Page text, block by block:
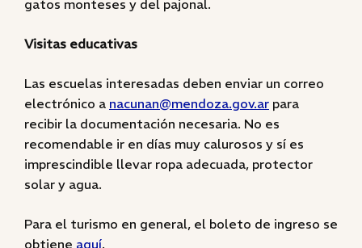
gatos monteses y del pajonal.
Visitas educativas
Las escuelas interesadas deben enviar un correo
electrónico a nacunan@mendoza.gov.ar para
recibir la documentación necesaria. No es
recomendable ir en días muy calurosos y sí es
imprescindible llevar ropa adecuada, protector
solar y agua.
Para el turismo en general, el boleto de ingreso se
obtiene aquí.